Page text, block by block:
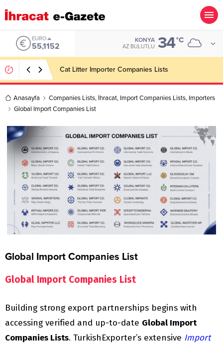
ALTIN
6.529,72
KONYA
AZ BULUTLU 34°C
Dining Room Furniture Importer Companies Lists
Anasayfa Companies Lists, İhracat, Import Companies Lists, Importers
Global Import Companies List
Global Import Companies List
Global Import Companies List
Building strong export partnerships begins with
accessing verified and up-to-date Global Import
Companies Lists. TurkishExporter’s extensive Import